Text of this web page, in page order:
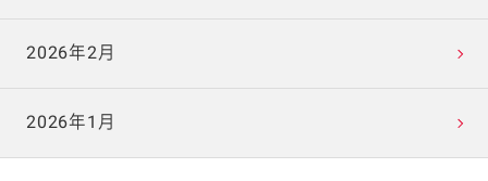
2026年2月
2026年1月